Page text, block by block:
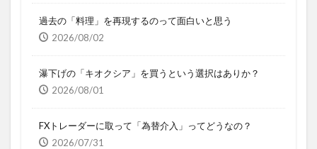
過去の「料理」を再現するのって面白いと思う
2026/08/02
瀑下げの「キオクシア」を買うという選択はありか？
2026/08/01
FXトレーダーに取って「為替介入」ってどうなの？
2026/07/31